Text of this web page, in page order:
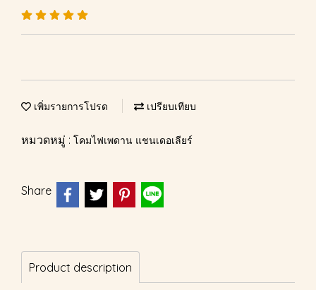
เพิ่มรายการโปรด เปรียบเทียบ
หมวดหมู่ : โคมไฟเพดาน แชนเดอเลียร์
Share
Product description